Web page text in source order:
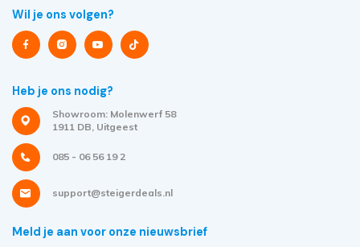
Wil je ons volgen?
Heb je ons nodig?
Showroom: Molenwerf 58
1911 DB, Uitgeest
085 - 06 56 19 2
support@steigerdeals.nl
Meld je aan voor onze nieuwsbrief